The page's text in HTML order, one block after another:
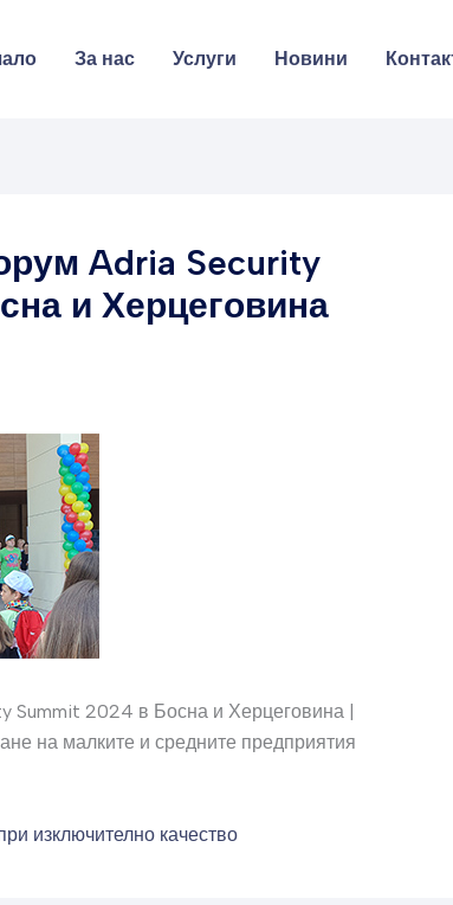
За нас Услуги Новини
Adria Security
и Херцеговина
Summit 2024 в Босна и Херцеговина |
на малките и средните предприятия
изключително качество